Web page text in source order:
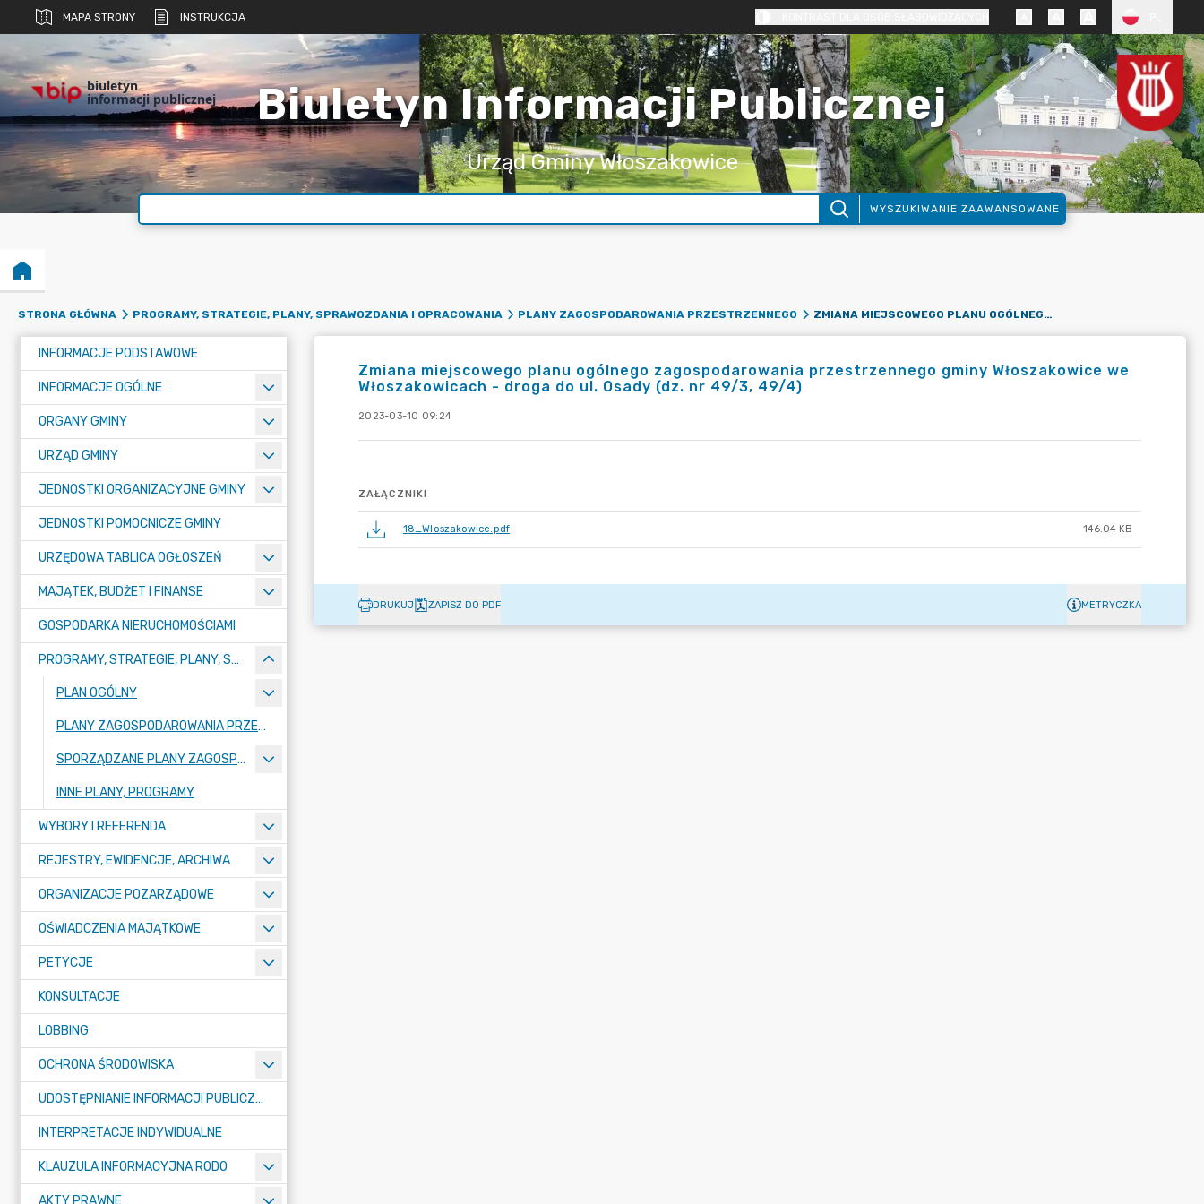
MAPA STRONY INSTRUKCJA
biuletyn
informacji publicznej Biuletyn Informacji Publicznej
Urząd Gminy Włoszakowice
WYSZUKIWANIE ZAAWANSOWANE
STRONA GŁÓWNA PROGRAMY, STRATEGIE, PLANY, SPRAWOZDANIA I OPRACOWANIA PLANY ZAGOSPODAROWANIA PRZESTRZENNEGO ZMIANA MIEJSCOWEGO PLANU OGÓLNEGO ZAGOSPODAROWANIA PRZESTRZENNEGO GMINY WŁOSZAKOWICE WE WŁOSZAKOWICACH - DROGA DO UL. OSADY (DZ. NR 49/3, 49/4)
INFORMACJE PODSTAWOWE
INFORMACJE OGÓLNE
ORGANY GMINY
URZĄD GMINY
JEDNOSTKI ORGANIZACYJNE GMINY
JEDNOSTKI POMOCNICZE GMINY
URZĘDOWA TABLICA OGŁOSZEŃ
MAJĄTEK, BUDŻET I FINANSE
GOSPODARKA NIERUCHOMOŚCIAMI
PROGRAMY, STRATEGIE, PLANY, SPRAWOZDANIA I OPRACOWANIA
PLAN OGÓLNY
PLANY ZAGOSPODAROWANIA PRZESTRZENNEGO
SPORZĄDZANE PLANY ZAGOSPODAROWANIA PRZESTRZENNEGO
INNE PLANY, PROGRAMY
WYBORY I REFERENDA
REJESTRY, EWIDENCJE, ARCHIWA
ORGANIZACJE POZARZĄDOWE
OŚWIADCZENIA MAJĄTKOWE
PETYCJE
KONSULTACJE
LOBBING
OCHRONA ŚRODOWISKA
UDOSTĘPNIANIE INFORMACJI PUBLICZNEJ
INTERPRETACJE INDYWIDUALNE
KLAUZULA INFORMACYJNA RODO
AKTY PRAWNE
Zmiana miejscowego planu ogólnego zagospodarowania przestrzennego gminy Włoszakowice we
Włoszakowicach - droga do ul. Osady (dz. nr 49/3, 49/4)
2023-03-10 09:24
ZAŁĄCZNIKI
18_Wloszakowice.pdf 146.04 KB
DRUKUJ ZAPISZ DO PDF METRYCZKA